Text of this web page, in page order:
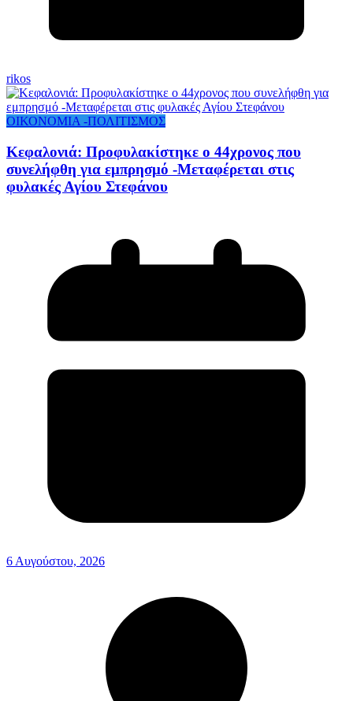
rikos
ΟΙΚΟΝΟΜΙΑ -ΠΟΛΙΤΙΣΜΟΣ
Κεφαλονιά: Προφυλακίστηκε ο 44χρονος που
συνελήφθη για εμπρησμό -Μεταφέρεται στις
φυλακές Αγίου Στεφάνου
6 Αυγούστου, 2026